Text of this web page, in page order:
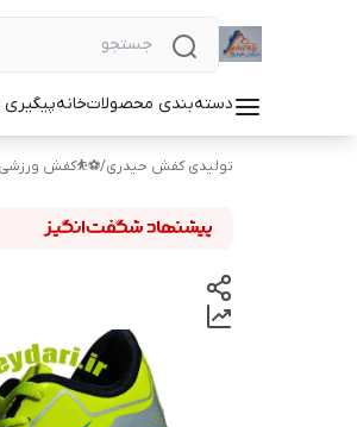
دسته‌بندی محصولاتخانه
تولیدی کفش حیدری/⚽⛹️کفش ورزشی